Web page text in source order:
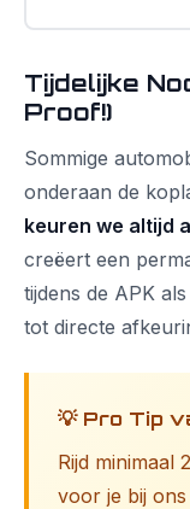
Tijdelijke
Proof!)
Sommige
onderaan de
keuren we altijd
creëert een
tijdens de APK
tot directe
💡 Pro Tip
Rijd minimaal
voor je bij